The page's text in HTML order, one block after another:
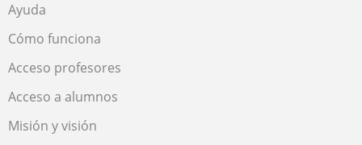
Ayuda
Cómo funciona
Acceso profesores
Acceso a alumnos
Misión y visión